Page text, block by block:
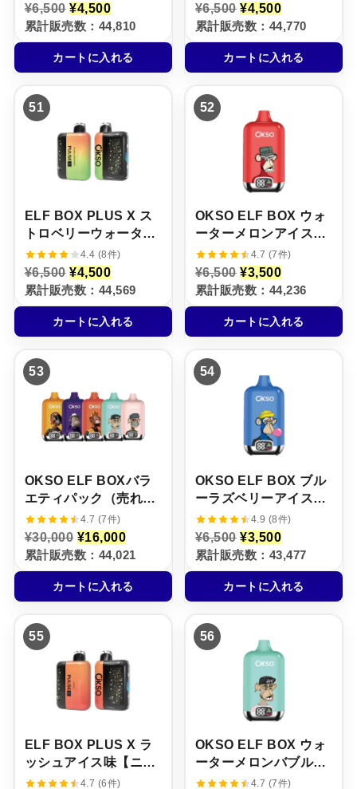
¥6,500 元
の
価
格
は
¥
0
0
で
し
¥4,500現
在
の
価
格
は
5
0
0
で
す
累計販売数：44,810
カートに入れる
¥6,500 元
の
価
格
は
¥
0
0
。
¥4,500現
在
の
価
格
は
5
。
累計販売数：44,770
カートに入れる
51
ELF BOX PLUS X ス
トロベリーウォーター
メロン味【ニコパフ】
5%
4.4 (8件)
¥6,500 元
の
価
格
は
¥
0
で
し
た
¥4,500現
在
の
価
格
は
0
0
で
す
累計販売数：44,569
カートに入れる
52
OKSO ELF BOX ウォ
ーターメロンアイス味
【ニコパフ】5%
4.7 (7件)
¥6,500 元
の
価
格
は
¥
0
。
¥3,500現
在
の
価
格
は
5
0
す
。
累計販売数：44,236
カートに入れる
53
OKSO ELF BOXバラ
エティパック（売れ筋
TOP5 / 5本セット）
4.7 (7件)
¥30,000 元
の
価
格
は
¥
0
0
た
¥16,000現
在
の
価
格
は
0
0
0
で
す
累計販売数：44,021
カートに入れる
54
OKSO ELF BOX ブル
ーラズベリーアイス味
【ニコパフ】5%
4.9 (8件)
¥6,500 元
の
価
格
は
¥
0
0
。
¥3,500現
在
の
価
格
は
5
。
累計販売数：43,477
カートに入れる
55
ELF BOX PLUS X ラ
ッシュアイス味【ニコ
パフ】5%4.7 (6件)
56
OKSO ELF BOX ウォ
ーターメロンバブルガ
ム味【ニコパフ】5%
4.7 (7件)